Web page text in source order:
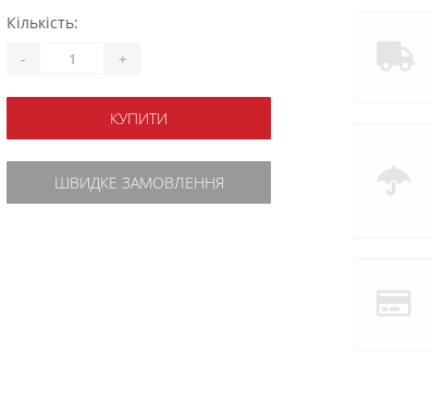
Кількість:
- +
КУПИТИ
ШВИДКЕ ЗАМОВЛЕННЯ